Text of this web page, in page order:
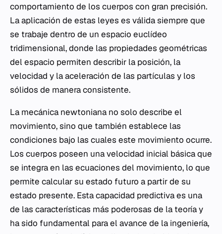
comportamiento de los cuerpos con gran precisión.
La aplicación de estas leyes es válida siempre que
se trabaje dentro de un espacio euclídeo
tridimensional, donde las propiedades geométricas
del espacio permiten describir la posición, la
velocidad y la aceleración de las partículas y los
sólidos de manera consistente.
La mecánica newtoniana no solo describe el
movimiento, sino que también establece las
condiciones bajo las cuales este movimiento ocurre.
Los cuerpos poseen una velocidad inicial básica que
se integra en las ecuaciones del movimiento, lo que
permite calcular su estado futuro a partir de su
estado presente. Esta capacidad predictiva es una
de las características más poderosas de la teoría y
ha sido fundamental para el avance de la ingeniería,